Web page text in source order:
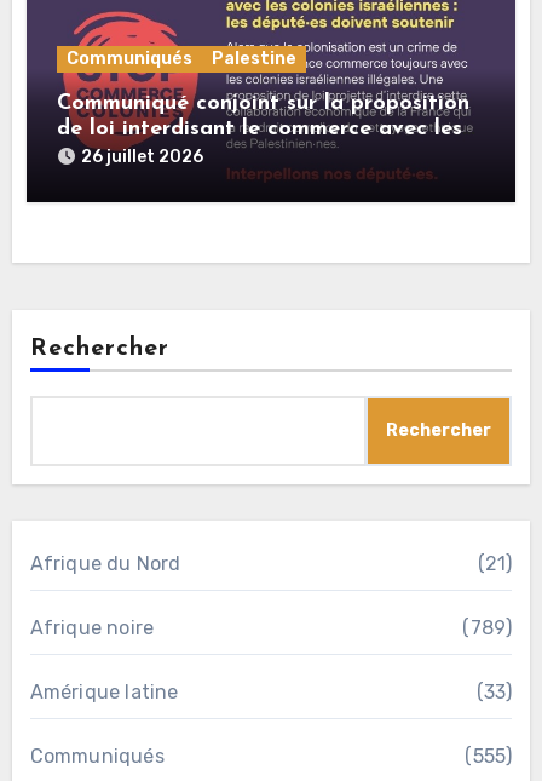
Communiqués Palestine
Communiqué conjoint sur la proposition
de loi interdisant le commerce avec les
colonies israéliennes illégales
26 juillet 2026
Rechercher
Rechercher
Afrique du Nord (21)
Afrique noire (789)
Amérique latine (33)
Communiqués (555)